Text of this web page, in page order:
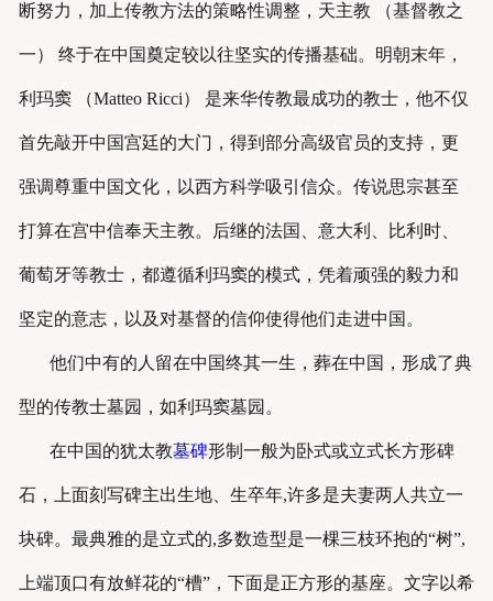
断努力，加上传教方法的策略性调整，天主教 （基督教之
一） 终于在中国奠定较以往坚实的传播基础。明朝末年，
利玛窦 （Matteo Ricci） 是来华传教最成功的教士，他不仅
首先敲开中国宫廷的大门，得到部分高级官员的支持，更
强调尊重中国文化，以西方科学吸引信众。传说思宗甚至
打算在宫中信奉天主教。后继的法国、意大利、比利时、
葡萄牙等教士，都遵循利玛窦的模式，凭着顽强的毅力和
坚定的意志，以及对基督的信仰使得他们走进中国。
他们中有的人留在中国终其一生，葬在中国，形成了典
型的传教士墓园，如利玛窦墓园。
在中国的犹太教墓碑形制一般为卧式或立式长方形碑
石，上面刻写碑主出生地、生卒年,许多是夫妻两人共立一
块碑。最典雅的是立式的,多数造型是一棵三枝环抱的“树”,
上端顶口有放鲜花的“槽”，下面是正方形的基座。文字以希